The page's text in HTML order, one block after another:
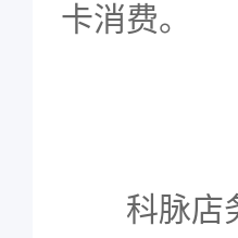
卡消费。
科脉店